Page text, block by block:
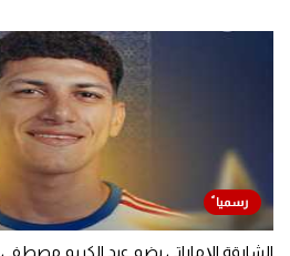
الشارقة الإماراتي يضم عبد الكريم مصطفى